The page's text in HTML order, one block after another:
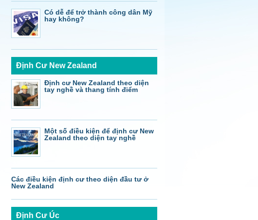
Có dễ để trở thành công dân Mỹ
hay không?
Định Cư New Zealand
Định cư New Zealand theo diện
tay nghề và thang tính điểm
Một số điều kiện để định cư New
Zealand theo diện tay nghề
Các điều kiện định cư theo diện đầu tư ở
New Zealand
Định Cư Úc